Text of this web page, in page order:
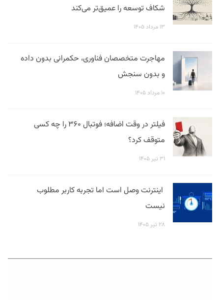
شکاف توسعه را عمیق‌تر می‌کند
۱۳ مرداد ۱۴۰۵
مهاجرت متخصصان فناوری، حکمرانی بدون داده
و بدون سنجش
۱۰ مرداد ۱۴۰۵
فیلتر در وقت اضافه؛ فوتبال ۳۶۰ را چه کسی
متوقف کرد؟
۳۱ تیر ۱۴۰۵
اینترنت وصل است اما تجربه کاربر مطلوب
نیست
۲۸ تیر ۱۴۰۵